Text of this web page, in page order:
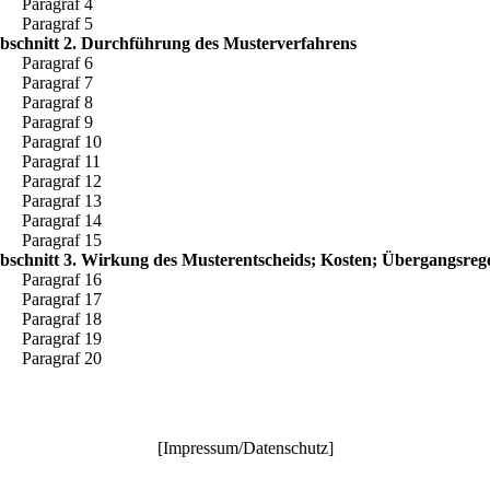
Paragraf 4
Paragraf 5
2. Durchführung des Musterverfahrens
Paragraf 6
Paragraf 7
Paragraf 8
Paragraf 9
Paragraf 10
Paragraf 11
Paragraf 12
Paragraf 13
Paragraf 14
Paragraf 15
3. Wirkung des Musterentscheids; Kosten;
Paragraf 16
Paragraf 17
Paragraf 18
Paragraf 19
Paragraf 20
[Impressum/Datenschutz]